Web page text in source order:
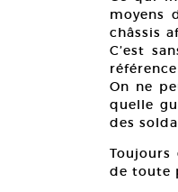
moyens
châssis
C’est
On ne
quelle
des
de toute